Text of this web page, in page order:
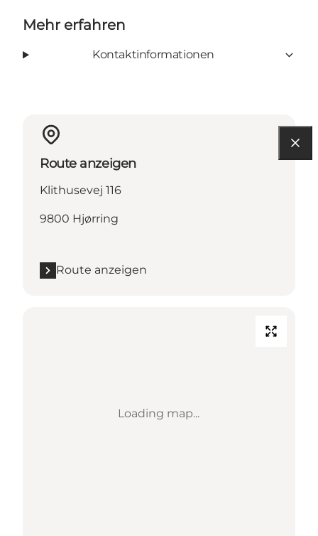
Mehr erfahren
Kontaktinformationen
Route anzeigen
Klithusevej 116
9800 Hjørring
Route anzeigen
Loading map...